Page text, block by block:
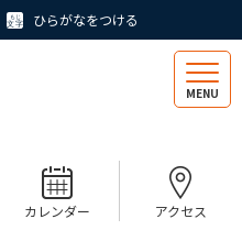
ひらがなをつける
MENU
カレンダー アクセス